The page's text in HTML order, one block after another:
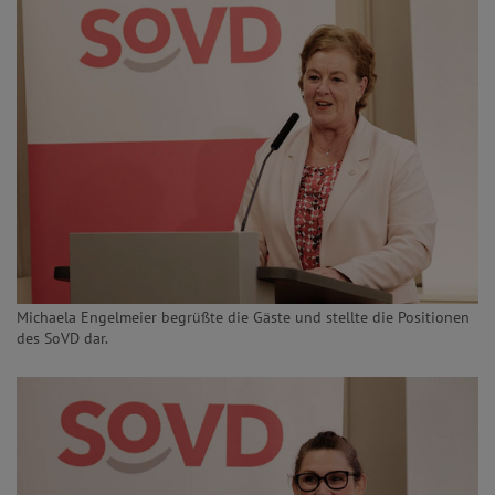
Michaela Engelmeier begrüßte die Gäste und stellte die Positionen
des SoVD dar.